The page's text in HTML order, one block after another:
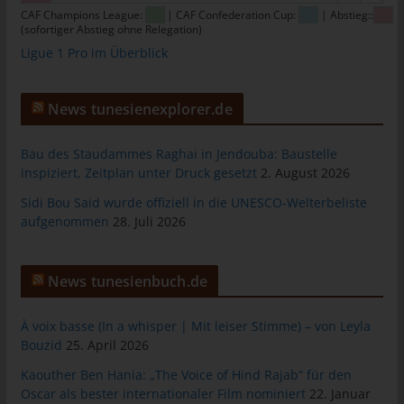
CAF Champions League: | CAF Confederation Cup:
| Abstieg::
(sofortiger Abstieg ohne Relegation)
Ligue 1 Pro im Überblick
News tunesienexplorer.de
Bau des Staudammes Raghai in Jendouba: Baustelle
inspiziert, Zeitplan unter Druck gesetzt 2. August 2026
Sidi Bou Said wurde offiziell in die UNESCO-Welterbeliste
aufgenommen 28. Juli 2026
News tunesienbuch.de
À voix basse (In a whisper | Mit leiser Stimme) – von Leyla
Bouzid 25. April 2026
Kaouther Ben Hania: „The Voice of Hind Rajab“ für den
Oscar als bester internationaler Film nominiert 22. Januar
allgemeinen Daten und Informationen werden in den Logfiles
des Servers gespeichert. Erfasst werden können die (1)
verwendeten Browsertypen und Versionen, (2) das vom
Internetseite, von welcher ein zugreifendes System auf unsere
Internetseite gelangt (sogenannte Referrer), (4) die
unserer Internetseite angesteuert werden, (5) das Datum und
die Uhrzeit eines Zugriffs auf die Internetseite, (6) eine Internet-
Provider des zugreifenden Systems und (8) sonstige ähnliche
Daten und Informationen, die der Gefahrenabwehr im Falle von
dienen.
Bei der Nutzung dieser allgemeinen Daten und Informationen
ziehen wird keine Rückschlüsse auf die betroffene Person.
Diese Informationen werden vielmehr benötigt, um (1) die
unserer Internetseite sowie die Werbung für diese zu
optimieren, (3) die dauerhafte Funktionsfähigkeit unserer